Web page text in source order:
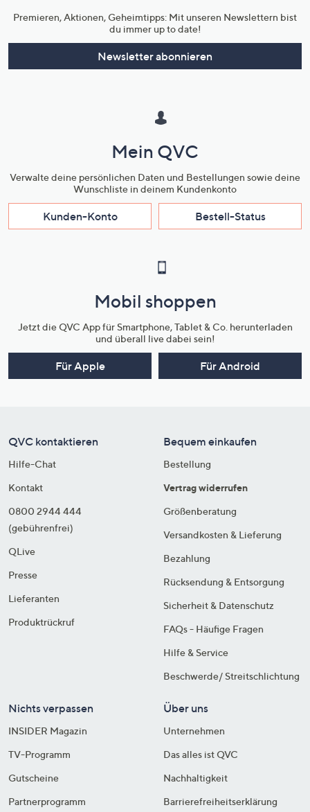
Premieren, Aktionen, Geheimtipps: Mit unseren Newslettern bist
du immer up to date!
Newsletter abonnieren
Mein QVC
Verwalte deine persönlichen Daten und Bestellungen sowie deine
Wunschliste in deinem Kundenkonto
Kunden-Konto Bestell-Status
Mobil shoppen
Jetzt die QVC App für Smartphone, Tablet & Co. herunterladen
und überall live dabei sein!
Für Apple Für Android
QVC kontaktieren
Hilfe-Chat
Kontakt
0800 2944 444
(gebührenfrei)
QLive
Presse
Lieferanten
Produktrückruf
Bequem einkaufen
Bestellung
Vertrag widerrufen
Größenberatung
Versandkosten & Lieferung
Bezahlung
Rücksendung & Entsorgung
Sicherheit & Datenschutz
FAQs - Häufige Fragen
Hilfe & Service
Beschwerde/ Streitschlichtung
Nichts verpassen
INSIDER Magazin
TV-Programm
Gutscheine
Partnerprogramm
Über uns
Unternehmen
Das alles ist QVC
Nachhaltigkeit
Barrierefreiheitserklärung